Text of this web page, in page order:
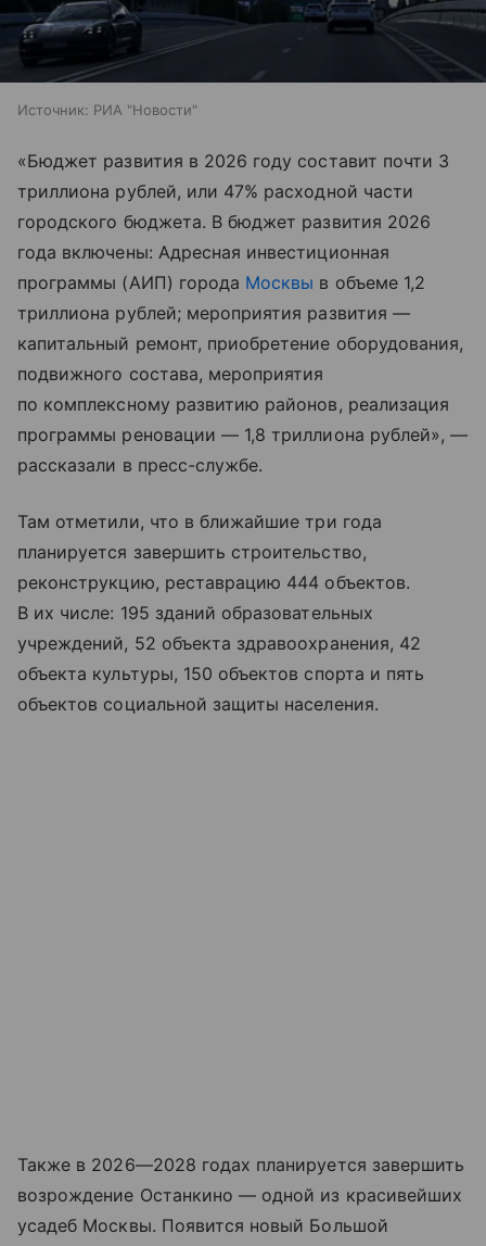
Источник: РИА "Новости"
«Бюджет развития в 2026 году составит почти 3
триллиона рублей, или 47% расходной части
городского бюджета. В бюджет развития 2026
года включены: Адресная инвестиционная
программы (АИП) города Москвы в объеме 1,2
триллиона рублей; мероприятия развития —
капитальный ремонт, приобретение оборудования,
подвижного состава, мероприятия
по комплексному развитию районов, реализация
программы реновации — 1,8 триллиона рублей», —
рассказали в пресс-службе.
Там отметили, что в ближайшие три года
планируется завершить строительство,
реконструкцию, реставрацию 444 объектов.
В их числе: 195 зданий образовательных
учреждений, 52 объекта здравоохранения, 42
объекта культуры, 150 объектов спорта и пять
объектов социальной защиты населения.
Также в 2026—2028 годах планируется завершить
возрождение Останкино — одной из красивейших
усадеб Москвы. Появится новый Большой